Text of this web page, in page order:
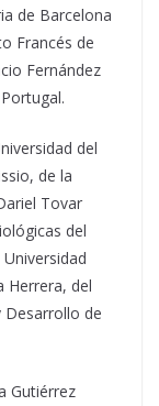
de Barcelona
Francés de
Fernández
del
de la
Tovar
del
Herrera, del
Desarrollo de
Gutiérrez